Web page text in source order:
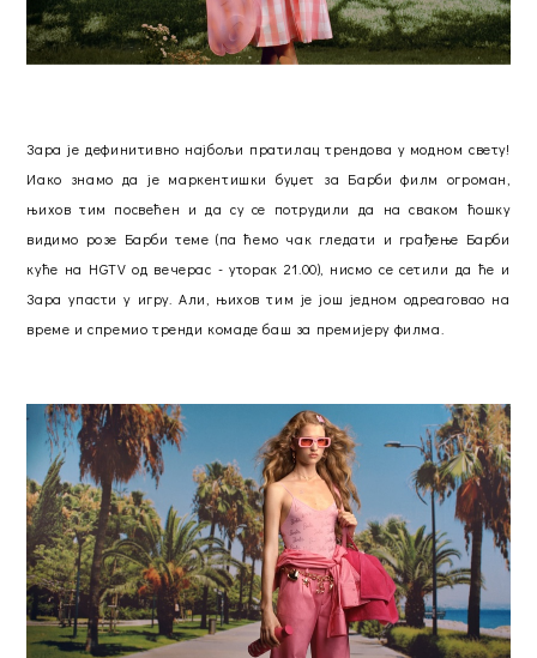
Зара је дефинитивно најбољи пратилац трендова у модном свету!
Иако знамо да је маркентишки буџет за Барби филм огроман,
њихов тим посвећен и да су се потрудили да на сваком ћошку
видимо розе Барби теме (па ћемо чак гледати и грађење Барби
куће на HGTV од вечерас - уторак 21.00), нисмо се сетили да ће и
Зара упасти у игру. Али, њихов тим је још једном одреаговао на
време и спремио тренди комаде баш за премијеру филма.